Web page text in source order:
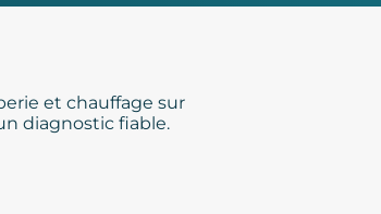
et chauffage sur
diagnostic fiable.